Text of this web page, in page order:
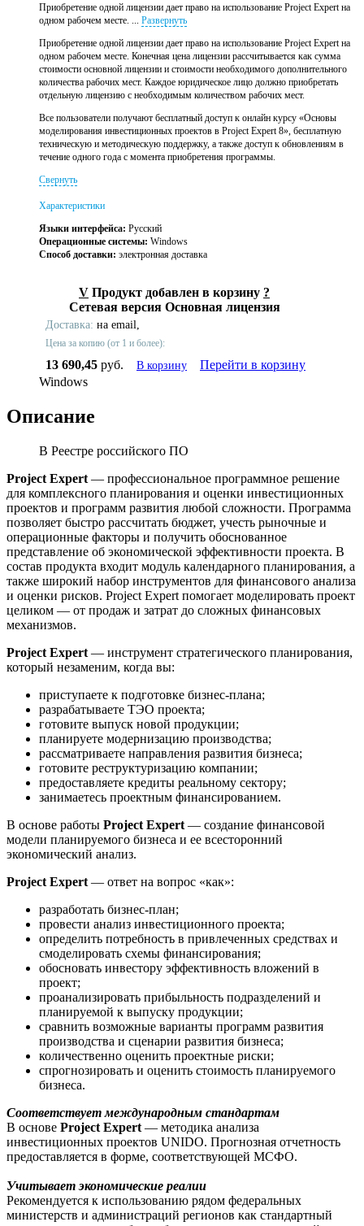
Приобретение одной лицензии дает право на использование Project Expert на
одном рабочем месте. ... Развернуть
Приобретение одной лицензии дает право на использование Project Expert на
одном рабочем месте. Конечная цена лицензии рассчитывается как сумма
стоимости основной лицензии и стоимости необходимого дополнительного
количества рабочих мест. Каждое юридическое лицо должно приобретать
отдельную лицензию с необходимым количеством рабочих мест.
Все пользователи получают бесплатный доступ к онлайн курсу «Основы
моделирования инвестиционных проектов в Project Expert 8», бесплатную
техническую и методическую поддержку, а также доступ к обновлениям в
течение одного года с момента приобретения программы.
Свернуть
Характеристики
Языки интерфейса: Русский
Операционные системы: Windows
Способ доставки: электронная доставка
V Продукт добавлен в корзину ?
Сетевая версия Основная лицензия
Доставка: на email,
Цена за копию (от 1 и более):
13 690,45 руб. В корзину
Перейти в корзину
Windows
Описание
В Реестре российского ПО
Project Expert — профессиональное программное решение
для комплексного планирования и оценки инвестиционных
проектов и программ развития любой сложности. Программа
позволяет быстро рассчитать бюджет, учесть рыночные и
операционные факторы и получить обоснованное
представление об экономической эффективности проекта. В
состав продукта входит модуль календарного планирования, а
также широкий набор инструментов для финансового анализа
и оценки рисков. Project Expert помогает моделировать проект
целиком — от продаж и затрат до сложных финансовых
механизмов.
Project Expert — инструмент стратегического планирования,
который незаменим, когда вы:
приступаете к подготовке бизнес-плана;
разрабатываете ТЭО проекта;
готовите выпуск новой продукции;
планируете модернизацию производства;
рассматриваете направления развития бизнеса;
готовите реструктуризацию компании;
предоставляете кредиты реальному сектору;
занимаетесь проектным финансированием.
В основе работы Project Expert — создание финансовой
модели планируемого бизнеса и ее всесторонний
экономический анализ.
Project Expert — ответ на вопрос «как»:
разработать бизнес-план;
провести анализ инвестиционного проекта;
определить потребность в привлеченных средствах и
смоделировать схемы финансирования;
обосновать инвестору эффективность вложений в
проект;
проанализировать прибыльность подразделений и
планируемой к выпуску продукции;
сравнить возможные варианты программ развития
производства и сценарии развития бизнеса;
количественно оценить проектные риски;
спрогнозировать и оценить стоимость планируемого
бизнеса.
Соответствует международным стандартам
В основе Project Expert — методика анализа
инвестиционных проектов UNIDO. Прогнозная отчетность
предоставляется в форме, соответствующей МСФО.
Учитывает экономические реалии
Рекомендуется к использованию рядом федеральных
министерств и администраций регионов как стандартный